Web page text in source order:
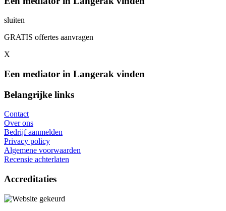
sluiten
GRATIS offertes aanvragen
X
Een mediator in Langerak vinden
Belangrijke links
Contact
Over ons
Bedrijf aanmelden
Privacy policy
Algemene voorwaarden
Recensie achterlaten
Accreditaties